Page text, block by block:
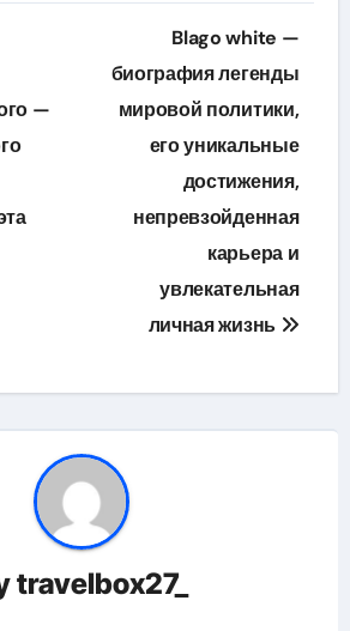
—
Blago white —
биография легенды
мировой политики,
его уникальные
достижения,
непревзойденная
карьера и
увлекательная
личная жизнь
travelbox27_